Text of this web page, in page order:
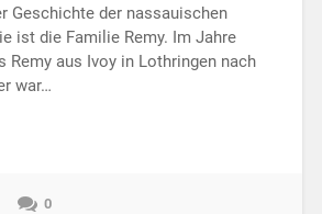
Geschichte der nassauischen
ist die Familie Remy. Im Jahre
Remy aus Ivoy in Lothringen nach
war…
0